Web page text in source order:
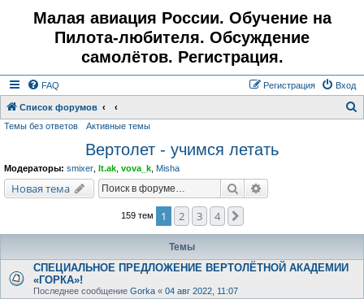
Малая авиация России. Обучение на
Пилота-любителя. Обсуждение
самолётов. Регистрация.
FAQ Вход
Регистрация
Список форумов
Темы без ответов Активные темы
Вертолет - учимся летать
Модераторы: smixer lt.ak vova_k Misha
Новая тема Поиск
159 тем 1 2 3 4
Темы
СПЕЦИАЛЬНОЕ ПРЕДЛОЖЕНИЕ ВЕРТОЛЁТНОЙ АКАДЕМИИ
«ГОРКА»!
Последнее сообщение Gorka « 04 авг 2022, 11:07